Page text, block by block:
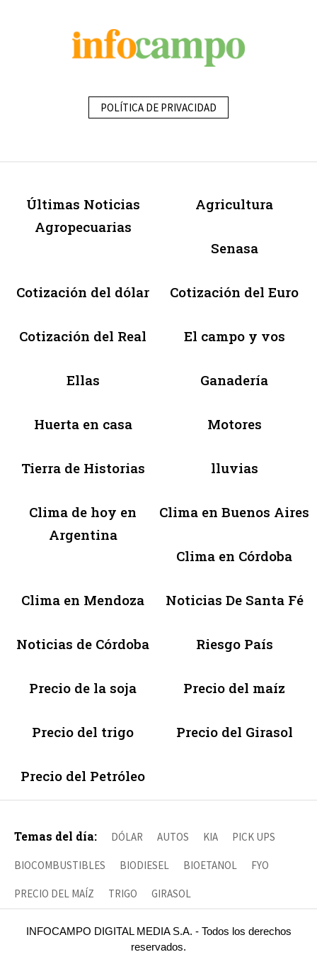
POLÍTICA DE PRIVACIDAD
Últimas Noticias
Agropecuarias
Agricultura
Senasa
Cotización del dólar Cotización del Euro
Cotización del Real El campo y vos
Ellas Ganadería
Huerta en casa Motores
Tierra de Historias lluvias
Clima de hoy en
Argentina
Clima en Buenos Aires
Clima en Córdoba
Clima en Mendoza Noticias De Santa Fé
Noticias de Córdoba Riesgo País
Precio de la soja Precio del maíz
Precio del trigo Precio del Girasol
Precio del Petróleo
Temas del día: DÓLAR AUTOS KIA PICK UPS
BIOCOMBUSTIBLES BIODIESEL BIOETANOL FYO
PRECIO DEL MAÍZ TRIGO GIRASOL
INFOCAMPO DIGITAL MEDIA S.A. - Todos los derechos
reservados.